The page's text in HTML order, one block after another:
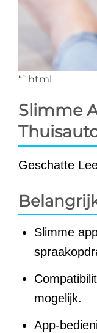
“`html
Slimme
Geschatte
Slimme
mogelijk.
App-